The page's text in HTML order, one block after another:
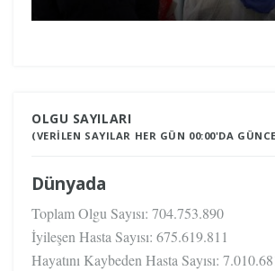
OLGU SAYILARI
(VERILEN SAYILAR HER GÜN 00:00'DA
Dünyada
Toplam Olgu Sayısı: 704.753.890
İyileşen Hasta Sayısı: 675.619.811
Hayatını Kaybeden Hasta Sayısı: